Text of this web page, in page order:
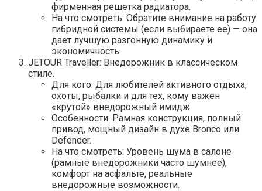
фирменная решетка радиатора.
На что смотреть: Обратите внимание на работу
гибридной системы (если выбираете ее) — она
дает лучшую разгонную динамику и
экономичность.
JETOUR Traveller: Внедорожник в классическом
стиле.
Для кого: Для любителей активного отдыха,
охоты, рыбалки и для тех, кому важен
«крутой» внедорожный имидж.
Особенности: Рамная конструкция, полный
привод, мощный дизайн в духе Bronco или
Defender.
На что смотреть: Уровень шума в салоне
(рамные внедорожники часто шумнее),
комфорт на асфальте, реальные
внедорожные возможности.